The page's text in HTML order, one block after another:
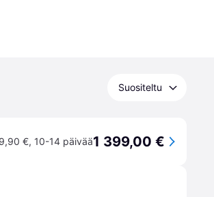
Suositeltu
€, 10-14 päivää1 399,00 €